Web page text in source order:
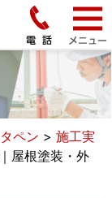
ペン > 施工実
屋根塗装・外